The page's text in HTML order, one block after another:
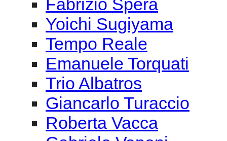
Giancarlo Turaccio
Roberta Vacca
Gabriele Vanoni
Alvise Vidolin
Manuel Zigante
Giancarlo